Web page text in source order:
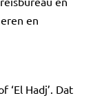
en
‘El Hadj’. Dat